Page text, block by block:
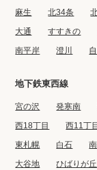
麻生 北34条
大通
すすきの
南平岸
澄川
地下鉄東西線
宮の沢 発寒南
西18丁目
西11丁目
東札幌
白石
大谷地
ひばりが丘